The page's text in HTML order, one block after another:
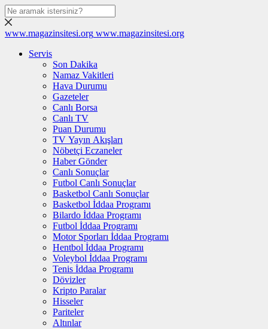
www.magazinsitesi.org www.magazinsitesi.org
Servis
Son Dakika
Namaz Vakitleri
Hava Durumu
Gazeteler
Canlı Borsa
Canlı TV
Puan Durumu
TV Yayın Akışları
Nöbetçi Eczaneler
Haber Gönder
Canlı Sonuçlar
Futbol Canlı Sonuçlar
Basketbol Canlı Sonuçlar
Basketbol İddaa Programı
Bilardo İddaa Programı
Futbol İddaa Programı
Motor Sporları İddaa Programı
Hentbol İddaa Programı
Voleybol İddaa Programı
Tenis İddaa Programı
Dövizler
Kripto Paralar
Hisseler
Pariteler
Altınlar